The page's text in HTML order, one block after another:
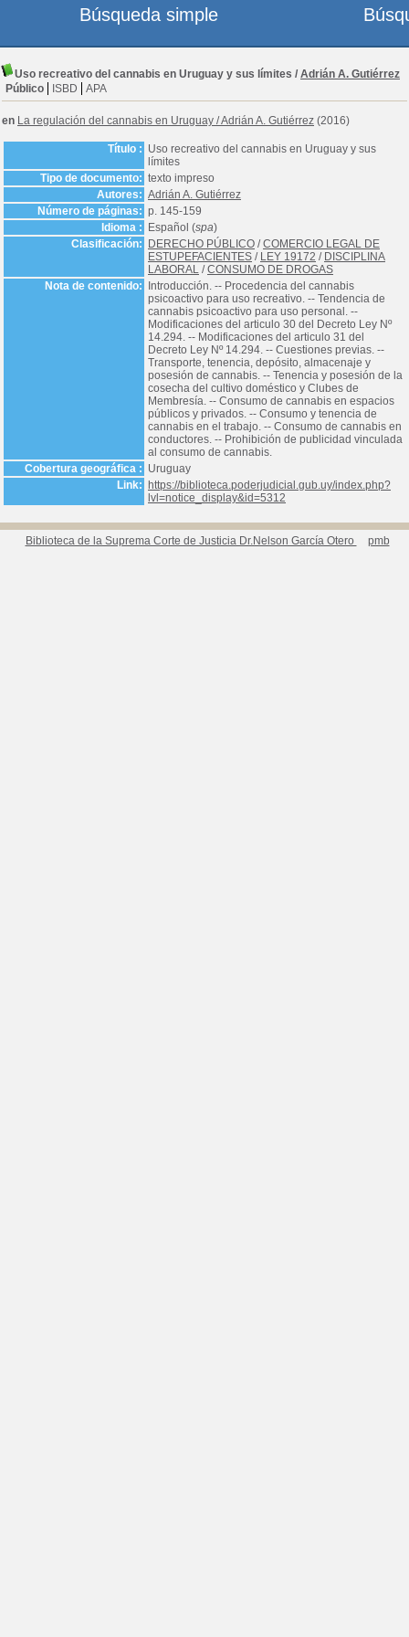
Uso recreativo del cannabis en Uruguay y sus límites / Adrián A. Gutiérrez
Público
ISBD APA
en La regulación del cannabis en Uruguay /Adrián A. Gutiérrez (2016)
Título : Uso recreativo del cannabis en Uruguay y sus
límites
Tipo de documento: texto impreso
Autores: Adrián A. Gutiérrez
Número de páginas: p. 145-159
Idioma :
Español (spa)
Clasificación:
DERECHO PÚBLICO /COMERCIO LEGAL DE
ESTUPEFACIENTES / LEY 19172 / DISCIPLINA
LABORAL /CONSUMO DE DROGAS
Nota de contenido:
Introducción. -- Procedencia del cannabis
psicoactivo para uso recreativo. -- Tendencia de
cannabis psicoactivo para uso personal. --
Modificaciones del articulo 30 del Decreto Ley Nº
14.294. -- Modificaciones del articulo 31 del
Decreto Ley Nº 14.294. -- Cuestiones previas. --
Transporte, tenencia, depósito, almacenaje y
posesión de cannabis. -- Tenencia y posesión de la
cosecha del cultivo doméstico y Clubes de
Membresía. -- Consumo de cannabis en espacios
públicos y privados. -- Consumo y tenencia de
cannabis en el trabajo. -- Consumo de cannabis en
conductores. -- Prohibición de publicidad vinculada
al consumo de cannabis.
Cobertura geográfica : Uruguay
Link:
https://biblioteca.poderjudicial.gub.uy/index.php?
lvl=notice_display&id=5312
Biblioteca de la Suprema Corte de Justicia Dr.Nelson García Otero pmb
Búsqueda simple